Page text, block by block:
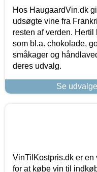
Hos HaugaardVin.dk
udsøgte vine fra
resten af verden.
som bl.a. chokolade,
småkager og
deres udvalg.
Se
VinTilKostpris.dk er en
for at købe vin til